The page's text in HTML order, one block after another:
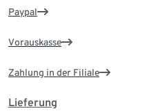
Paypal
Vorauskasse
Zahlung in der Filiale
Lieferung